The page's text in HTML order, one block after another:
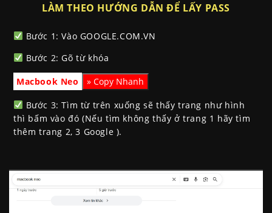
LÀM THEO HƯỚNG DẪN ĐỂ LẤY PASS
Bước 1: Vào GOOGLE.COM.VN
Bước 2: Gõ từ khóa
Macbook Neo
Bước 3: Tìm từ trên xuống sẽ thấy trang như hình
thì bấm vào đó (Nếu tìm không thấy ở trang 1 hãy tìm
thêm trang 2, 3 Google ).